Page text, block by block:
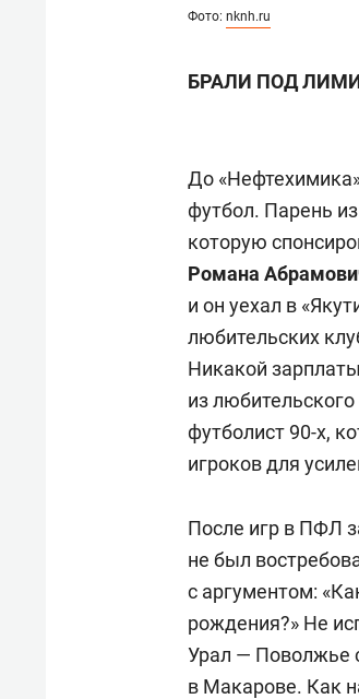
Фото: nknh.ru
БРАЛИ ПОД
До
футбол. Парень
которую
Романа
и он уехал в
любительских
Никакой
из
футболист 90-х,
игроков для
После игр в ПФЛ
не был
с аргументом:
рождения?» Не
Урал — Поволжье
в Макарове. Как